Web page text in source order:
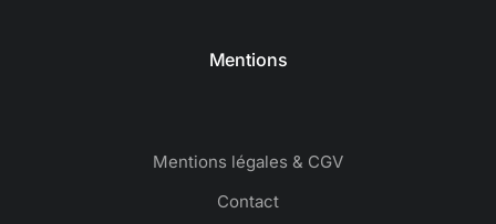
Mentions
Mentions légales & CGV
Contact